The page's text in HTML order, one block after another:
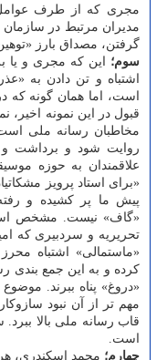
مجری که از طرف عوامل
مدیران مرتبط در سازمان
گرفتن، مصداق بارز
سوم؛ این که مجری و یا
اشتباه و تن دادن به
است، اما همان گونه که
قبول در این نمونه اخیر،
مخاطبان رسانه ملی
روایت شود و برداشت
علاقمندان به حوزه
«برای استاد پرویز
پیش ما پر کشیده و
«گاف» نیست. مشخص
تحریریه و سردبیری که
«ماستمالی» اشتباه
کرده و به این جمع بندی
«دروغ» پناه ببرند.
مهم تر از آن نبود
قاب رسانه ملی بالا
است.
چهارم؛ محمد اسکندری،